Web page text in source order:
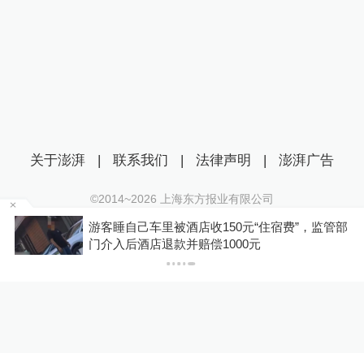
游客睡自己车里被酒店收150元“住宿费”，监管部
门介入后酒店退款并赔偿1000元
关于澎湃 | 联系我们 | 法律声明 | 澎湃广告
©2014~2026 上海东方报业有限公司
沪ICP证：沪B2-20170116 | 沪ICP备14003370号
互联网新闻信息服务许可证：31120170006
沪公网安备 31010602000299号